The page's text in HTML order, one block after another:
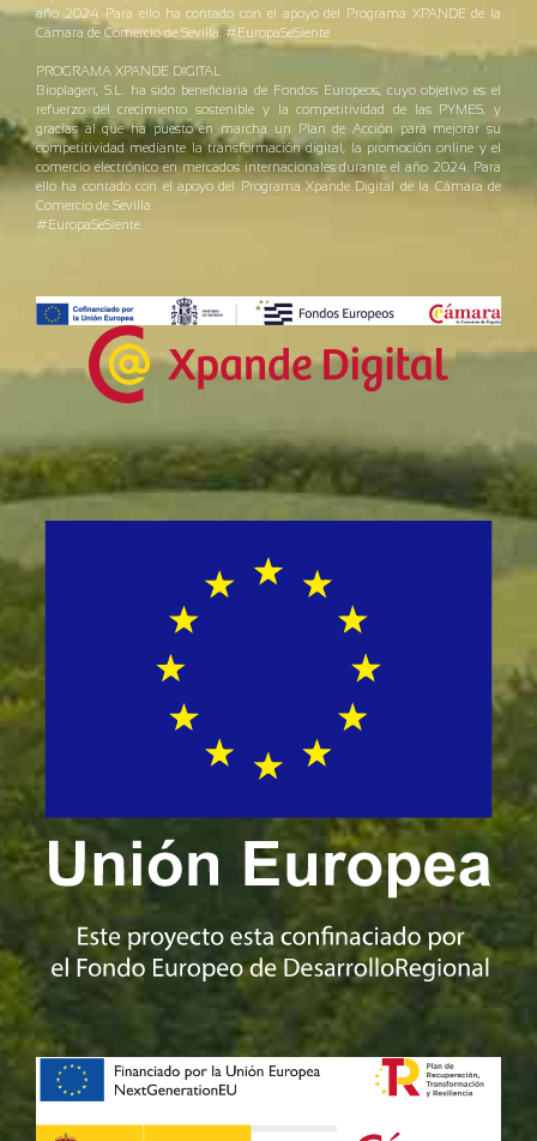
año 2024. Para ello ha contado con el apoyo del Programa XPANDE de la
Cámara de Comercio de Sevilla. #EuropaSeSiente
PROGRAMA XPANDE DIGITAL
Bioplagen, S.L. ha sido beneficiaria de Fondos Europeos, cuyo objetivo es el
refuerzo del crecimiento sostenible y la competitividad de las PYMES, y
gracias al que ha puesto en marcha un Plan de Acción para mejorar su
competitividad mediante la transformación digital, la promoción online y el
comercio electrónico en mercados internacionales durante el año 2024. Para
ello ha contado con el apoyo del Programa Xpande Digital de la Cámara de
Comercio de Sevilla.
#EuropaSeSiente